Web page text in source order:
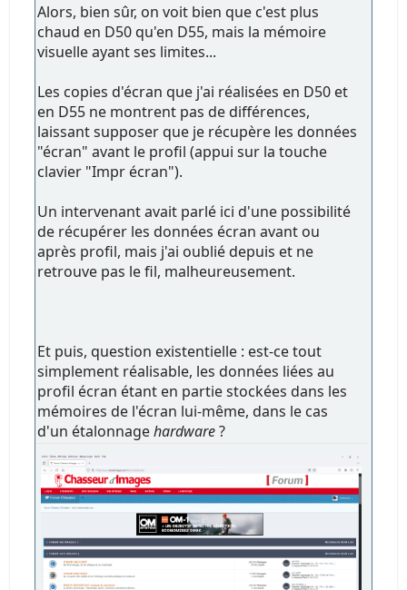
Alors, bien sûr, on voit bien que c'est plus
chaud en D50 qu'en D55, mais la mémoire
visuelle ayant ses limites...
Les copies d'écran que j'ai réalisées en D50 et
en D55 ne montrent pas de différences,
laissant supposer que je récupère les données
"écran" avant le profil (appui sur la touche
clavier "Impr écran").
Un intervenant avait parlé ici d'une possibilité
de récupérer les données écran avant ou
après profil, mais j'ai oublié depuis et ne
retrouve pas le fil, malheureusement.
Et puis, question existentielle : est-ce tout
simplement réalisable, les données liées au
profil écran étant en partie stockées dans les
mémoires de l'écran lui-même, dans le cas
d'un étalonnagehardware?